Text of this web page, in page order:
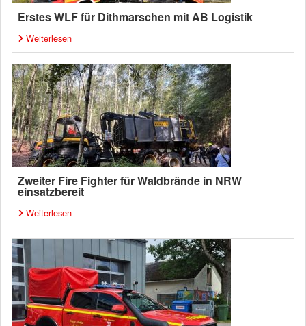
Erstes WLF für Dithmarschen mit AB Logistik
Weiterlesen
Zweiter Fire Fighter für Waldbrände in NRW
einsatzbereit
Weiterlesen